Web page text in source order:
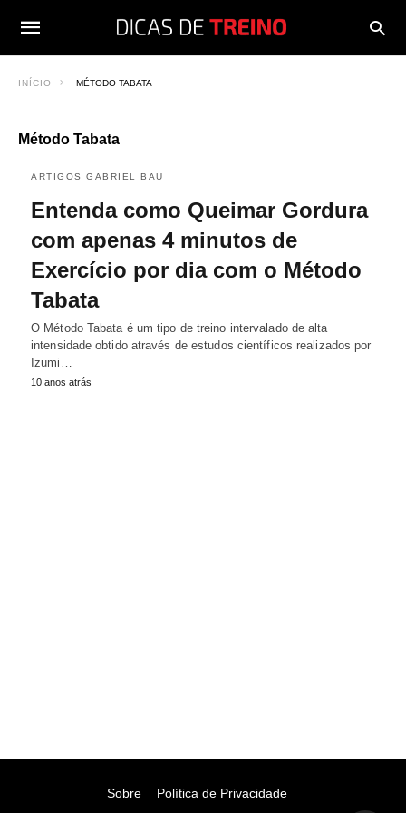
INÍCIO MÉTODO TABATA
Método Tabata
ARTIGOS GABRIEL BAU
Entenda como Queimar Gordura
com apenas 4 minutos de
Exercício por dia com o Método
Tabata
O Método Tabata é um tipo de treino intervalado de alta
intensidade obtido através de estudos científicos realizados por
Izumi…
10 anos atrás
Sobre Política de Privacidade